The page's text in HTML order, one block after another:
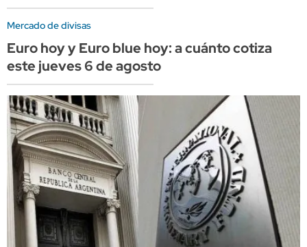
Mercado de divisas
Euro hoy y Euro blue hoy: a cuánto cotiza
este jueves 6 de agosto